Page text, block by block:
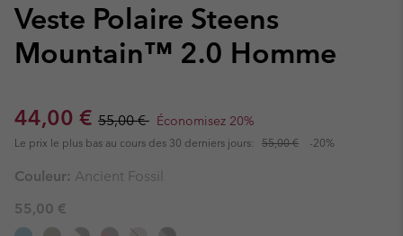
Veste Polaire Steens
Mountain™ 2.0 Homme
Sale price:
44,00 € Regular price:
55,00 € Économisez 20%
Le prix le plus bas au cours des 30 derniers jours: 55,00 € -20%
Couleur: Ancient Fossil
55,00 €